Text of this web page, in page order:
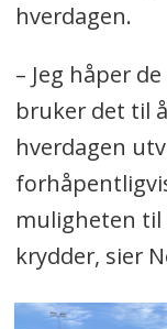
hverdagen.
– Jeg håper
bruker det til
hverdagen
muligheten til
krydder, sier